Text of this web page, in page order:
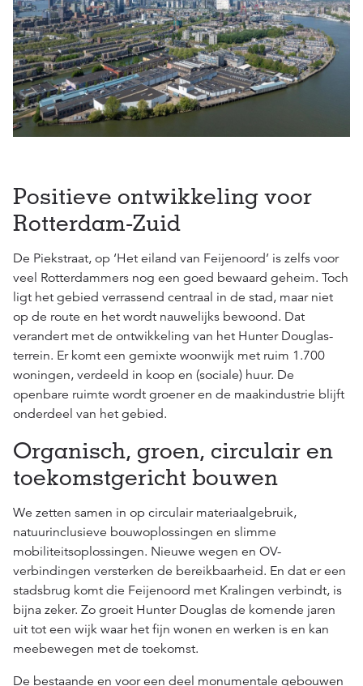
Positieve ontwikkeling voor
Rotterdam-Zuid
De Piekstraat, op ‘Het eiland van Feijenoord’ is zelfs voor
veel Rotterdammers nog een goed bewaard geheim. Toch
ligt het gebied verrassend centraal in de stad, maar niet
op de route en het wordt nauwelijks bewoond. Dat
verandert met de ontwikkeling van het Hunter Douglas-
terrein. Er komt een gemixte woonwijk met ruim 1.700
woningen, verdeeld in koop en (sociale) huur. De
openbare ruimte wordt groener en de maakindustrie blijft
onderdeel van het gebied.
Organisch, groen, circulair en
toekomstgericht bouwen
We zetten samen in op circulair materiaalgebruik,
natuurinclusieve bouwoplossingen en slimme
mobiliteitsoplossingen. Nieuwe wegen en OV-
verbindingen versterken de bereikbaarheid. En dat er een
stadsbrug komt die Feijenoord met Kralingen verbindt, is
bijna zeker. Zo groeit Hunter Douglas de komende jaren
uit tot een wijk waar het fijn wonen en werken is en kan
meebewegen met de toekomst.
De bestaande en voor een deel monumentale gebouwen